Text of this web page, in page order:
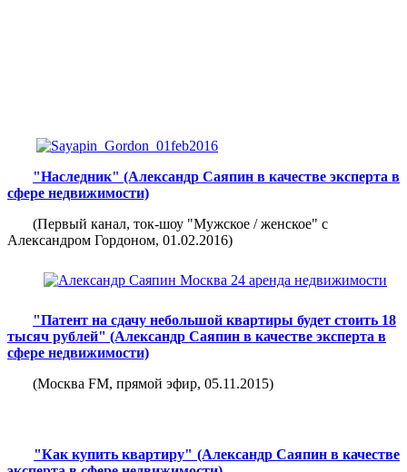
"Наследник" (Александр Саяпин в качестве эксперта в
сфере недвижимости)
(Первый канал, ток-шоу "Мужское / женское" с
Александром Гордоном, 01.02.2016)
"Патент на сдачу небольшой квартиры будет стоить 18
тысяч рублей" (Александр Саяпин в качестве эксперта в
сфере недвижимости)
(Москва FM, прямой эфир, 05.11.2015)
"Как купить квартиру" (Александр Саяпин в качестве